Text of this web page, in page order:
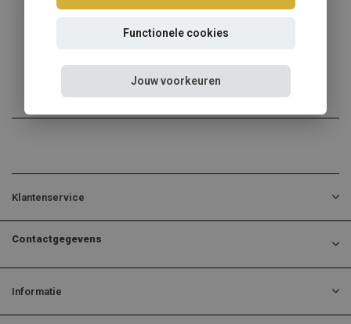
✔️ Gratis verzending ...
€139,00
Klantenservice
Contactgegevens
Informatie
Functionele cookies
Jouw voorkeuren